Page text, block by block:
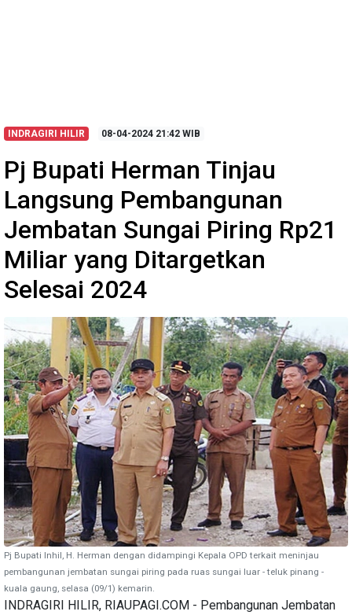
INDRAGIRI HILIR 08-04-2024 21:42 WIB
Pj Bupati Herman Tinjau
Langsung Pembangunan
Jembatan Sungai Piring Rp21
Miliar yang Ditargetkan
Selesai 2024
Pj Bupati Inhil, H. Herman dengan didampingi Kepala OPD terkait meninjau
pembangunan jembatan sungai piring pada ruas sungai luar - teluk pinang -
kuala gaung, selasa (09/1) kemarin.
INDRAGIRI HILIR, RIAUPAGI.COM - Pembangunan Jembatan